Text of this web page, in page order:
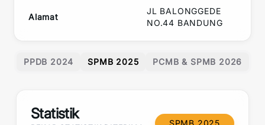
Alamat
JL BALONGGEDE
NO.44 BANDUNG
PPDB 2024 SPMB 2025 PCMB & SPMB 2026
Statistik
SPMB 2025